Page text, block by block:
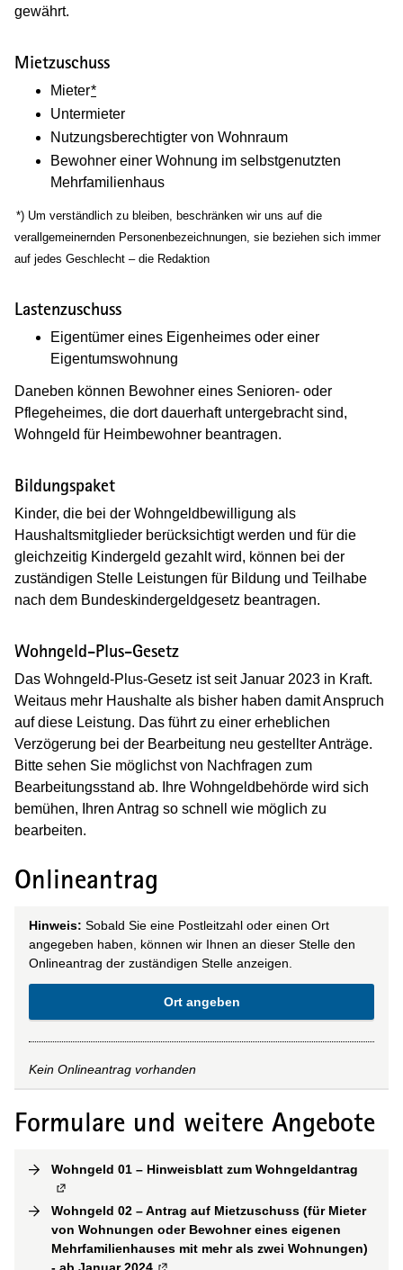
gewährt.
Mietzuschuss
Mieter*
Untermieter
Nutzungsberechtigter von Wohnraum
Bewohner einer Wohnung im selbstgenutzten
Mehrfamilienhaus
(Wird in einem neuen Fenster geöffnet)
*) Um verständlich zu bleiben, beschränken wir uns auf die
verallgemeinernden Personenbezeichnungen, sie beziehen sich immer
auf jedes Geschlecht – die Redaktion
Lastenzuschuss
Eigentümer eines Eigenheimes oder einer
Eigentumswohnung
Daneben können Bewohner eines Senioren- oder
Pflegeheimes, die dort dauerhaft untergebracht sind,
Wohngeld für Heimbewohner beantragen.
Bildungspaket
Kinder, die bei der Wohngeldbewilligung als
Haushaltsmitglieder berücksichtigt werden und für die
gleichzeitig Kindergeld gezahlt wird, können bei der
zuständigen Stelle Leistungen für Bildung und Teilhabe
nach dem Bundeskindergeldgesetz beantragen.
Wohngeld-Plus-Gesetz
Das Wohngeld-Plus-Gesetz ist seit Januar 2023 in Kraft.
Weitaus mehr Haushalte als bisher haben damit Anspruch
auf diese Leistung. Das führt zu einer erheblichen
Verzögerung bei der Bearbeitung neu gestellter Anträge.
Bitte sehen Sie möglichst von Nachfragen zum
Bearbeitungsstand ab. Ihre Wohngeldbehörde wird sich
bemühen, Ihren Antrag so schnell wie möglich zu
bearbeiten.
Onlineantrag
Hinweis: Sobald Sie eine Postleitzahl oder einen Ort
angegeben haben, können wir Ihnen an dieser Stelle den
Onlineantrag der zuständigen Stelle anzeigen.
Ort angeben
Kein Onlineantrag vorhanden
Formulare und weitere Angebote
Wohngeld 01 – Hinweisblatt zum Wohngeldantrag
Wohngeld 02 – Antrag auf Mietzuschuss (für Mieter
von Wohnungen oder Bewohner eines eigenen
Mehrfamilienhauses mit mehr als zwei Wohnungen)